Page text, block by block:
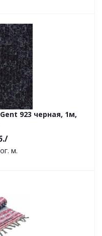
923 черная, 1м,
/
м.